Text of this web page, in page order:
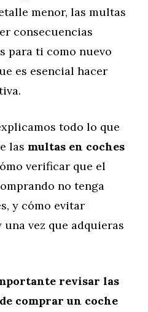
menor, las multas
consecuencias
para ti como nuevo
es esencial hacer
todo lo que
las multas en coches
verificar que el
no tenga
y cómo evitar
vez que adquieras
revisar las
comprar un coche